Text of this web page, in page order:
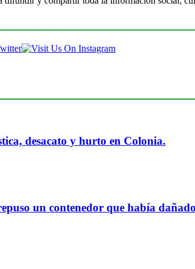
desacato y hurto en Colonia.
un contenedor que había